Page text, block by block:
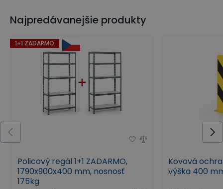
Najpredávanejšie produkty
1+1 ZADARMO
Policový regál 1+1 ZADARMO,
1790x900x400 mm, nosnosť
175kg
Kovová
výška 400